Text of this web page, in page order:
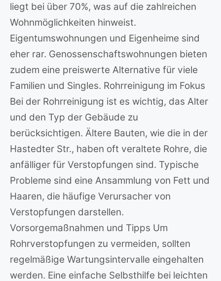
liegt bei über 70%, was auf die zahlreichen
Wohnmöglichkeiten hinweist.
Eigentumswohnungen und Eigenheime sind
eher rar. Genossenschaftswohnungen bieten
zudem eine preiswerte Alternative für viele
Familien und Singles. Rohrreinigung im Fokus
Bei der Rohrreinigung ist es wichtig, das Alter
und den Typ der Gebäude zu
berücksichtigen. Ältere Bauten, wie die in der
Hastedter Str., haben oft veraltete Rohre, die
anfälliger für Verstopfungen sind. Typische
Probleme sind eine Ansammlung von Fett und
Haaren, die häufige Verursacher von
Verstopfungen darstellen.
Vorsorgemaßnahmen und Tipps Um
Rohrverstopfungen zu vermeiden, sollten
regelmäßige Wartungsintervalle eingehalten
werden. Eine einfache Selbsthilfe bei leichten